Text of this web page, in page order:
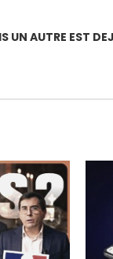
UN AUTRE EST